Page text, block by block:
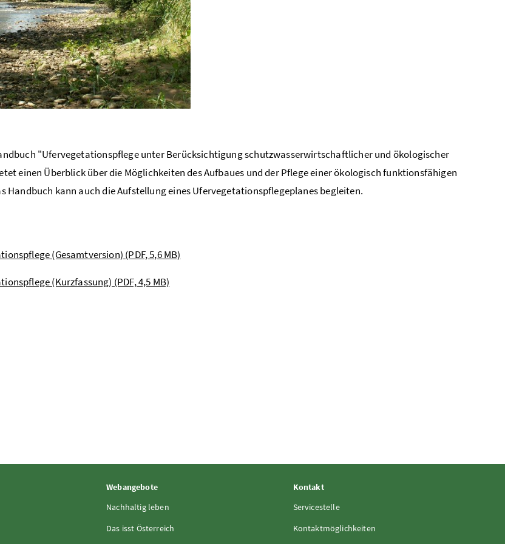
"Ufervegetationspflege unter Berücksichtigung schutzwasserwirtschaftlicher und ökologischer
einen Überblick über die Möglichkeiten des Aufbaues und der Pflege einer ökologisch funktionsfähigen
Handbuch kann auch die Aufstellung eines Ufervegetationspflegeplanes begleiten.
(Gesamtversion) (PDF, 5,6 MB)
(Kurzfassung) (PDF, 4,5 MB)
Webangebote
Nachhaltig leben
Das isst Österreich
Kontakt
Servicestelle
Kontaktmöglichkeiten